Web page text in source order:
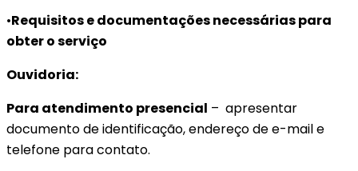
•Requisitos e documentações necessárias para
obter o serviço
Ouvidoria:
Para atendimento presencial – apresentar
documento de identificação, endereço de e-mail e
telefone para contato.